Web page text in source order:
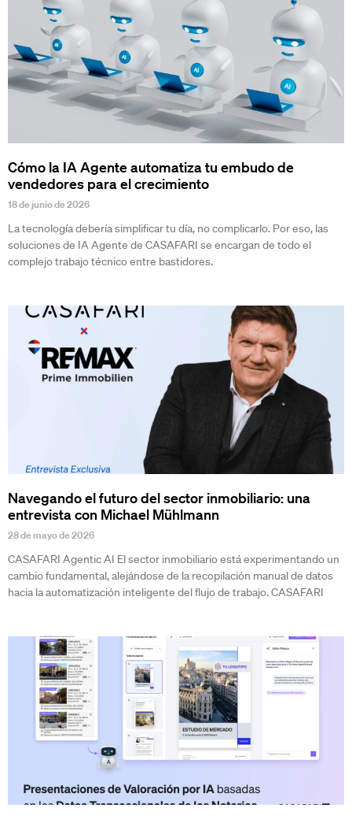
Cómo la IA Agente automatiza tu embudo de
vendedores para el crecimiento
18 de junio de 2026
La tecnología debería simplificar tu día, no complicarlo. Por eso, las
soluciones de IA Agente de CASAFARI se encargan de todo el
complejo trabajo técnico entre bastidores.
Navegando el futuro del sector inmobiliario: una
entrevista con Michael Mühlmann
28 de mayo de 2026
CASAFARI Agentic AI El sector inmobiliario está experimentando un
cambio fundamental, alejándose de la recopilación manual de datos
hacia la automatización inteligente del flujo de trabajo. CASAFARI